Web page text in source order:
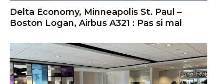
Delta Economy, Minneapolis St. Paul –
Boston Logan, Airbus A321 : Pas si mal